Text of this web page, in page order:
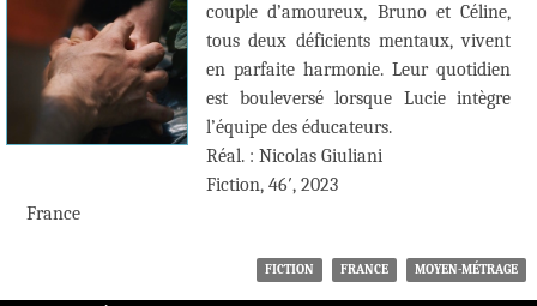
couple d’amoureux, Bruno et Céline,
tous deux déficients mentaux, vivent
en parfaite harmonie. Leur quotidien
est bouleversé lorsque Lucie intègre
l’équipe des éducateurs.
Réal. : Nicolas Giuliani
Fiction, 46′, 2023
France
FICTION FRANCE MOYEN-MÉTRAGE